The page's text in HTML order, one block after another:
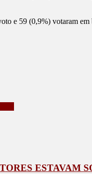
e 59 (0,9%) votaram em
ESTAVAM